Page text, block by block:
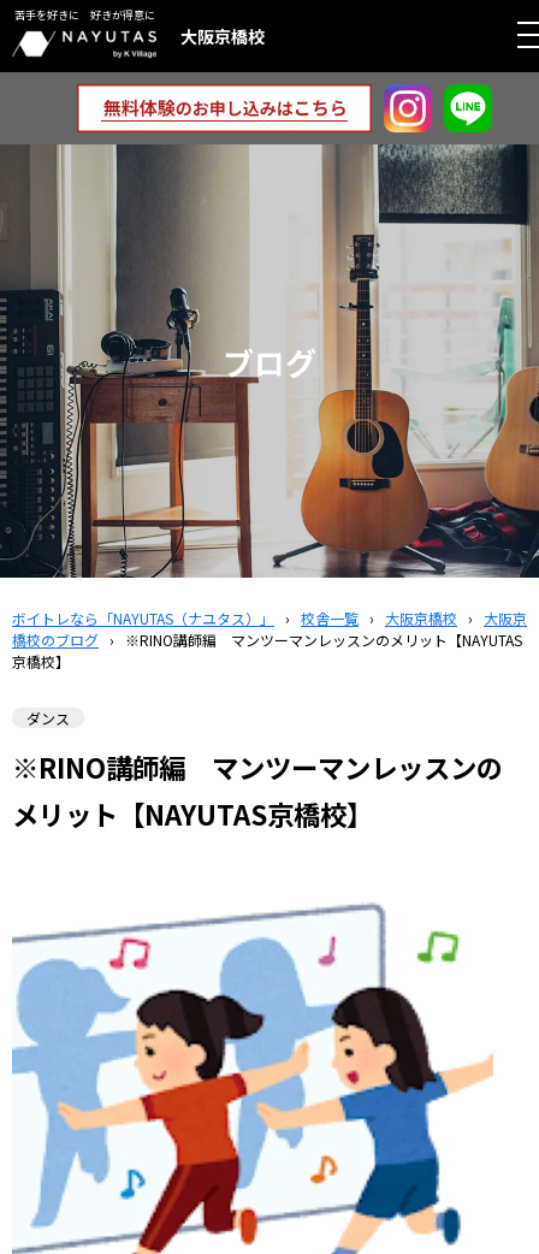
苦手を好きに 好きが得意に
大阪京橋校
ブログ
ボイトレなら「NAYUTAS（ナユタス）」 › 校舎一覧 › 大阪京橋校 ›
大阪京
橋校のブログ ›
※RINO講師編 マンツーマンレッスンのメリット【NAYUTAS
京橋校】
ダンス
※RINO講師編 マンツーマンレッスンの
メリット【NAYUTAS京橋校】